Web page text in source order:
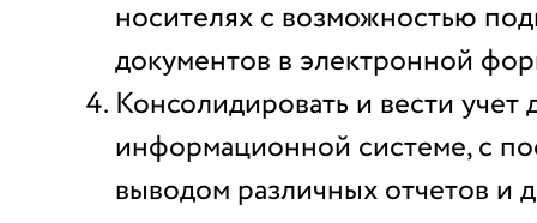
носителях с возможностью
документов в электронной
Консолидировать и вести
информационной системе, с
выводом различных отчетов и